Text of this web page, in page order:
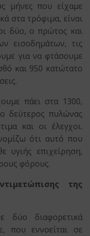
μήνες που είχαμε
στα τρόφιμα, είναι
δύο, ο πρώτος και
εισοδημάτων, τις
για να φτάσουμε
και 950 κατώτατο
πάει στα 1300,
δεύτερος πυλώνας
και οι έλεγχοι.
ότι αυτό που
υγιής επιχείρηση,
φόρους.
της
δύο διαφορετικά
που εννοείται σε